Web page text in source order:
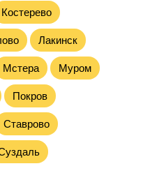
Костерево
Лакинск
Мстера Муром
Покров
Ставрово